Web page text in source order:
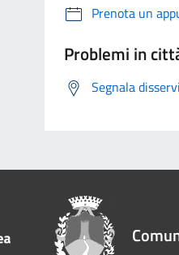
Prenota un
Problemi in
Segnala